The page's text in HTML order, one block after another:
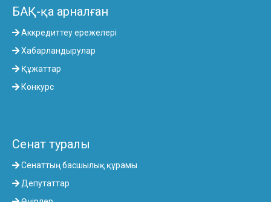
БАҚ-қа арналған
Аккредиттеу ережелері
Хабарландырулар
Құжаттар
Конкурс
Сенат туралы
Сенаттың басшылық құрамы
Депутаттар